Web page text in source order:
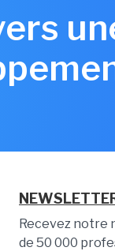
Recevez notre
de 50 000